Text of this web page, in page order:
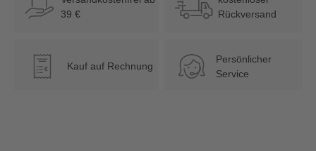
39 €
Rückversand
€ Kauf auf Rechnung
Persönlicher
Service